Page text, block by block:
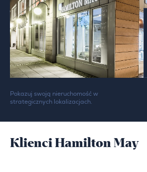
Pokazuj swoją nieruchomość w
strategicznych lokalizacjach.
Klienci Hamilton May